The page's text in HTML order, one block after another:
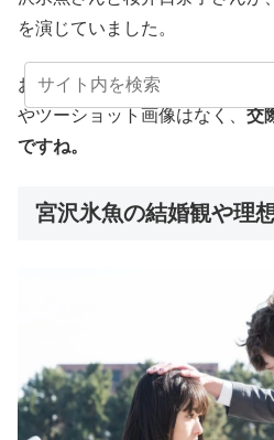
を演じていました。
お似合いな2人なので噂に発展
やツーショット画像はなく、 交
ですね。
宮沢氷魚の結婚観や理